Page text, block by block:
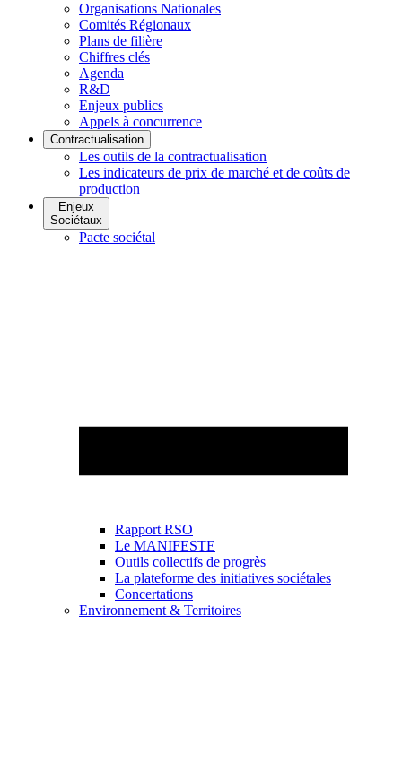
Organisations Nationales
Comités Régionaux
Plans de filière
Chiffres clés
Agenda
R&D
Enjeux publics
Appels à concurrence
Contractualisation
Les outils de la contractualisation
Les indicateurs de prix de marché et de coûts de
production
Enjeux
Sociétaux
Pacte sociétal
Rapport RSO
Le MANIFESTE
Outils collectifs de progrès
La plateforme des initiatives sociétales
Concertations
Environnement & Territoires